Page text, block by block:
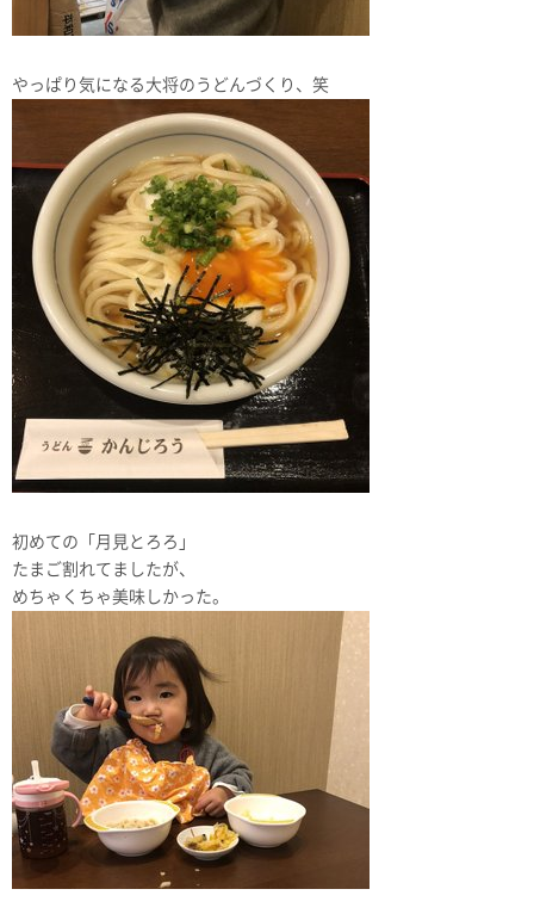
やっぱり気になる大将のうどんづくり、笑
初めての「月見とろろ」
たまご割れてましたが、
めちゃくちゃ美味しかった。